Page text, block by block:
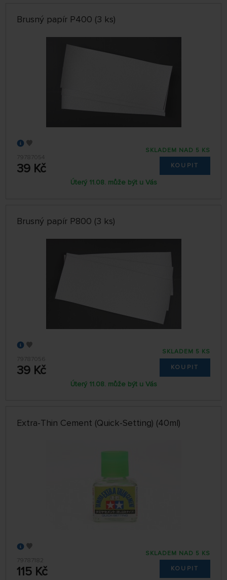
Brusný papír P400 (3 ks)
79787054
39 Kč
SKLADEM NAD 5 KS
KOUPIT
Úterý 11.08. může být u Vás
Brusný papír P800 (3 ks)
79787056
39 Kč
SKLADEM 5 KS
KOUPIT
Úterý 11.08. může být u Vás
Extra-Thin Cement (Quick-Setting) (40ml)
79787182
115 Kč
SKLADEM NAD 5 KS
KOUPIT